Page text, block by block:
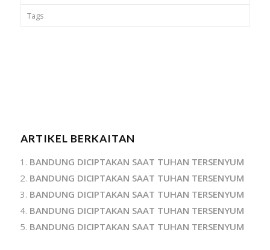
Tags
ARTIKEL BERKAITAN
BANDUNG DICIPTAKAN SAAT TUHAN TERSENYUM
BANDUNG DICIPTAKAN SAAT TUHAN TERSENYUM
BANDUNG DICIPTAKAN SAAT TUHAN TERSENYUM
BANDUNG DICIPTAKAN SAAT TUHAN TERSENYUM
BANDUNG DICIPTAKAN SAAT TUHAN TERSENYUM